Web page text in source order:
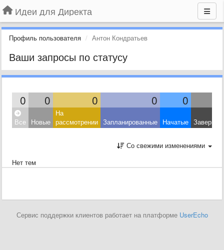
Идеи для Директа
Профиль пользователя Антон Кондратьев
Ваши запросы по статусу
0 0 0 0 0
Все Новые
На
рассмотрении Запланированные Начатые
Со свежими изменениями
Нет тем
Сервис поддержки клиентов работает на платформе UserEcho